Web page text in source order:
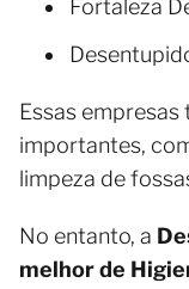
Fortaleza
Essas
importantes,
limpeza de
No entanto, a
melhor de